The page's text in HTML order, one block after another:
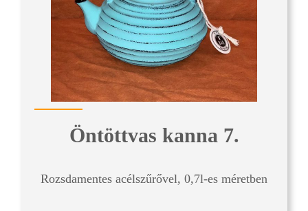
Öntöttvas kanna 7.
Rozsdamentes acélszűrővel, 0,7l-es méretben